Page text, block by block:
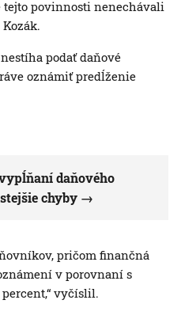
povinnosti nenechávali
podať daňové
oznámiť predĺženie
daňového
chyby
pričom finančná
v porovnaní s
vyčíslil.